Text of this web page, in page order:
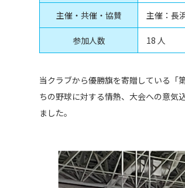
主催・共催・協賛 主催：長
参加人数 18 人
当クラブから優勝旗を寄贈している「
ちの野球に対する情熱、大会への意気
ました。